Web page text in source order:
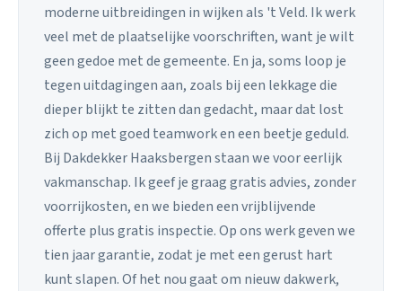
moderne uitbreidingen in wijken als 't Veld. Ik werk
veel met de plaatselijke voorschriften, want je wilt
geen gedoe met de gemeente. En ja, soms loop je
tegen uitdagingen aan, zoals bij een lekkage die
dieper blijkt te zitten dan gedacht, maar dat lost
zich op met goed teamwork en een beetje geduld.
Bij Dakdekker Haaksbergen staan we voor eerlijk
vakmanschap. Ik geef je graag gratis advies, zonder
voorrijkosten, en we bieden een vrijblijvende
offerte plus gratis inspectie. Op ons werk geven we
tien jaar garantie, zodat je met een gerust hart
kunt slapen. Of het nou gaat om nieuw dakwerk,